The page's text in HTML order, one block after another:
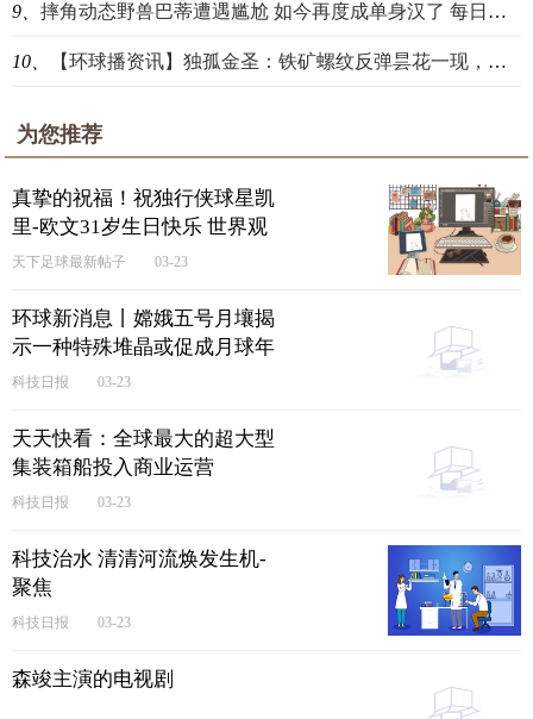
9、 摔角动态野兽巴蒂遭遇尴尬 如今再度成单身汉了 每日报道
10、 【环球播资讯】独孤金圣：铁矿螺纹反弹昙花一现，棕榈豆油菜籽油没止跌信号
为您推荐
真挚的祝福！祝独行侠球星凯
里-欧文31岁生日快乐 世界观
焦点
天下足球最新帖子 03-23
环球新消息丨嫦娥五号月壤揭
示一种特殊堆晶或促成月球年
轻火山活动
科技日报 03-23
天天快看：全球最大的超大型
集装箱船投入商业运营
科技日报 03-23
科技治水 清清河流焕发生机-
聚焦
科技日报 03-23
森竣主演的电视剧